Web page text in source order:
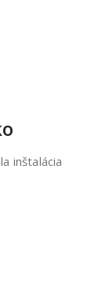
inštalácia